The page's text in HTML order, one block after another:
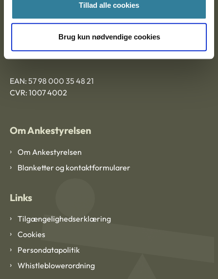
Tillad alle cookies
Brug kun nødvendige cookies
Ankestyrelsen København
EAN: 57 98 000 35 48 21
CVR: 1007 4002
Om Ankestyrelsen
Om Ankestyrelsen
Blanketter og kontaktformularer
Links
Tilgængelighedserklæring
Cookies
Persondatapolitik
Whistleblowerordning